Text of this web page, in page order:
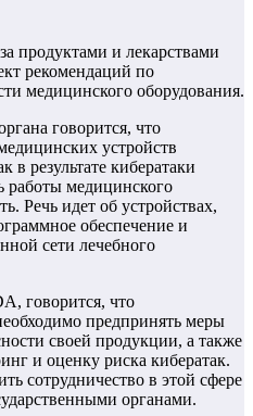
продуктами и лекарствами
рекомендаций по
медицинского оборудования.
говорится, что
устройств
в результате кибератаки
работы медицинского
Речь идет об устройствах,
обеспечение и
сети лечебного
говорится, что
предпринять меры
своей продукции, а также
и оценку риска кибератак.
сотрудничество в этой сфере
органами.